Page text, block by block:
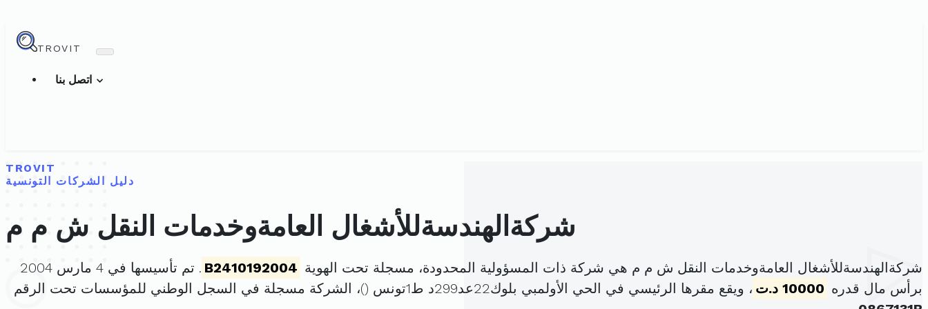
TROVIT
TROVIT
دليل الشركات التونسية
شركةالهندسةللأشغال العامةوخدمات النقل ش م م
شركةالهندسةللأشغال العامةوخدمات النقل ش م م هي شركة ذات المسؤولية المحدودة، مسجلة تحت الهوية B2410192004
. تم تأسيسها في 4 مارس 2004
برأس مال قدره 10000 د.ت ، ويقع مقرها الرئيسي في الحي الأولمبي بلوك22عد299د ط1تونس (
)، الشركة مسجلة في السجل الوطني للمؤسسات تحت الرقم